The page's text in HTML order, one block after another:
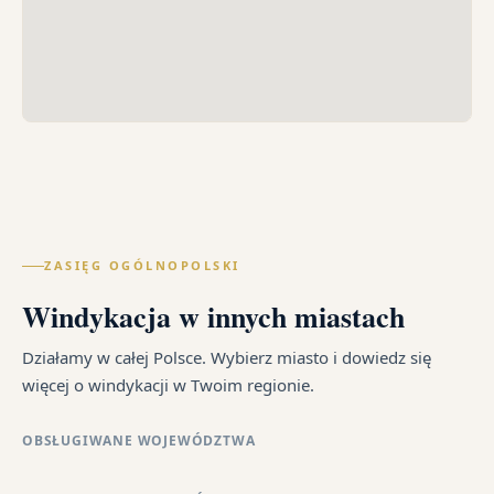
ZASIĘG OGÓLNOPOLSKI
Windykacja w innych miastach
Działamy w całej Polsce. Wybierz miasto i dowiedz się
więcej o windykacji w Twoim regionie.
OBSŁUGIWANE WOJEWÓDZTWA